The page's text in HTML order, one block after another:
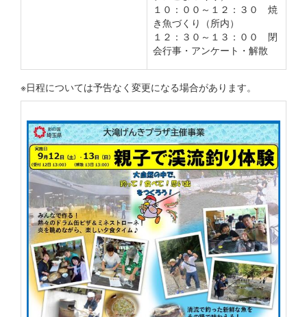
１０：００～１２：３０ 焼
き魚づくり（所内）
１２：３０～１３：００ 閉
会行事・アンケート・解散
※日程については予告なく変更になる場合があります。